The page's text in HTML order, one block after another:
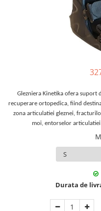
Glezniera Kinetika ofera suport
recuperare ortopedica, fiind
zona articulatiei gleznei,
moi, entorselor
Durata de